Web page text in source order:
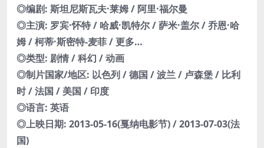
◎编剧: 斯坦尼斯瓦夫·莱姆 / 阿里·福尔曼
◎主演: 罗宾·怀特 / 哈威·凯特尔 / 萨米·盖尔 / 乔恩·哈
姆 / 柯蒂·斯密特-麦菲 / 更多…
◎类型: 剧情 / 科幻 / 动画
◎制片国家/地区: 以色列 / 德国 / 波兰 / 卢森堡 / 比利
时 / 法国 / 美国 / 印度
◎语言: 英语
◎上映日期: 2013-05-16(戛纳电影节) / 2013-07-03(法
国)